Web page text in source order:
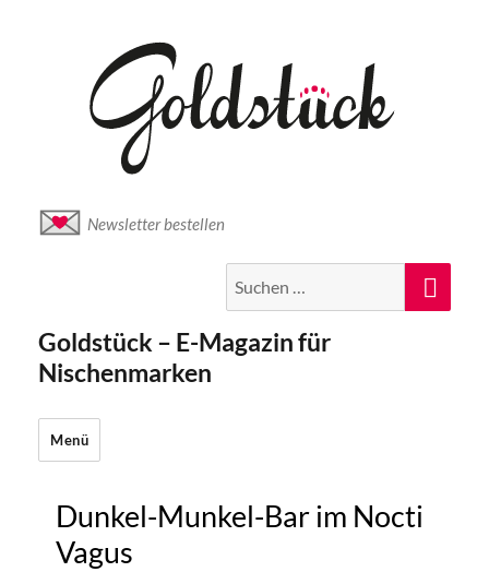
Newsletter bestellen
nach:
Goldstück – E-Magazin für
Nischenmarken
Menü
Dunkel-Munkel-Bar im Nocti
Vagus